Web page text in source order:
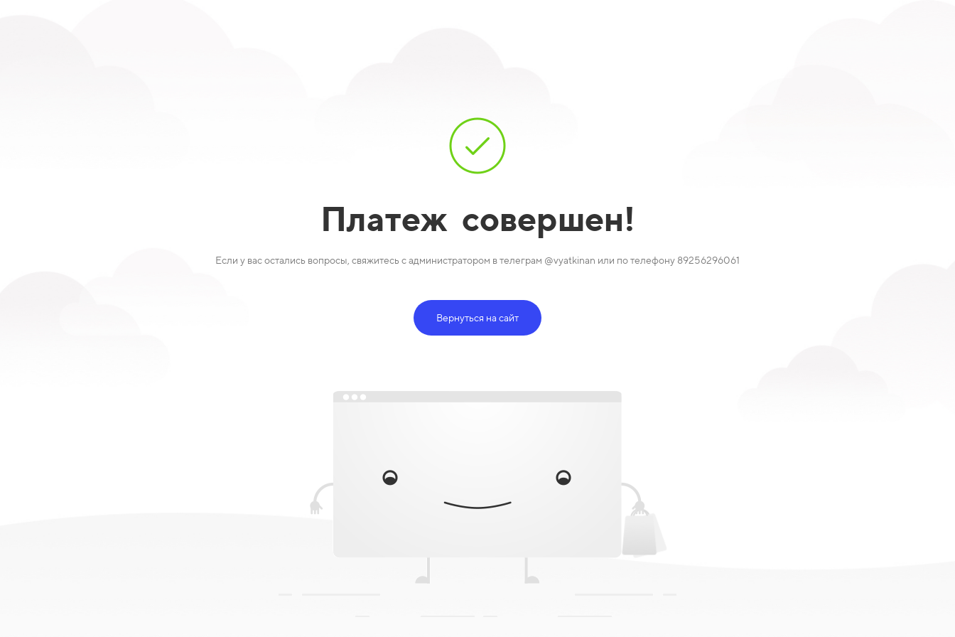
Платеж совершен!
Если у вас остались вопросы, свяжитесь с администратором в телеграм @vyatkinan или по телефону 89256296061
Вернуться на сайт